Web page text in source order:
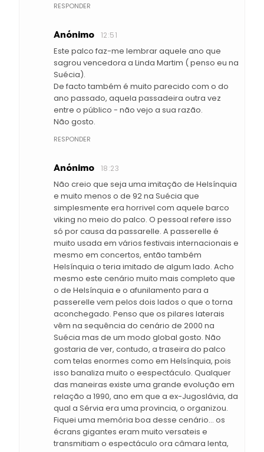
RESPONDER
Anónimo 12:51
Este palco faz-me lembrar aquele ano que
sagrou vencedora a Linda Martim ( penso eu na
Suécia).
De facto também é muito parecido com o do
ano passado, aquela passadeira outra vez
entre o público - não vejo a sua razão.
Não gosto.
RESPONDER
Anónimo 18:23
Não creio que seja uma imitação de Helsínquia
e muito menos o de 92 na Suécia que
simplesmente era horrivel com aquele barco
viking no meio do palco. O pessoal refere isso
só por causa da passarelle. A passerelle é
muito usada em vários festivais internacionais e
mesmo em concertos, então também
Helsínquia o teria imitado de algum lado. Acho
mesmo este cenário muito mais completo que
o de Helsínquia e o afunilamento para a
passerelle vem pelos dois lados o que o torna
aconchegado. Penso que os pilares laterais
vêm na sequência do cenário de 2000 na
Suécia mas de um modo global gosto. Não
gostaria de ver, contudo, a traseira do palco
com telas enormes como em Helsínquia, pois
isso banaliza muito o eespectáculo. Qualquer
das maneiras existe uma grande evolução em
relação a 1990, ano em que a ex-Jugoslávia, da
qual a Sérvia era uma provincia, o organizou.
Fiquei uma memória boa desse cenário... os
écrans gigantes eram muito versateis e
transmitiam o espectáculo ora câmara lenta,